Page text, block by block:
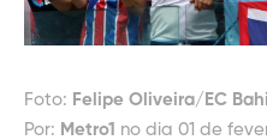
Foto: Felipe Oliveira/EC
Por: Metro1 no dia 01 de